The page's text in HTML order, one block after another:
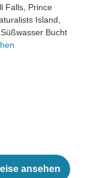
Falls , Prince
Island
, Süßwasser Bucht
ansehen